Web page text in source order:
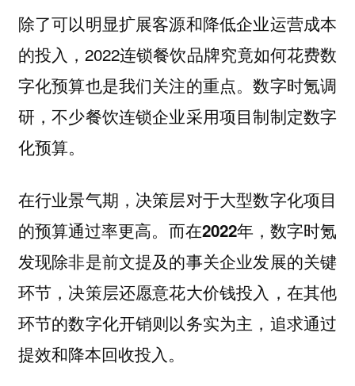
除了可以明显扩展客源和降低企业运营成本
的投入，2022连锁餐饮品牌究竟如何花费数
字化预算也是我们关注的重点。数字时氪调
研，不少餐饮连锁企业采用项目制制定数字
化预算。
在行业景气期，决策层对于大型数字化项目
的预算通过率更高。而在2022年，数字时氪
发现除非是前文提及的事关企业发展的关键
环节，决策层还愿意花大价钱投入，在其他
环节的数字化开销则以务实为主，追求通过
提效和降本回收投入。